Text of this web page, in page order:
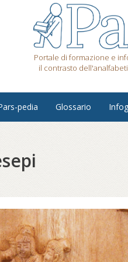
Portale di formazione e
il contrasto
pedia Glossario